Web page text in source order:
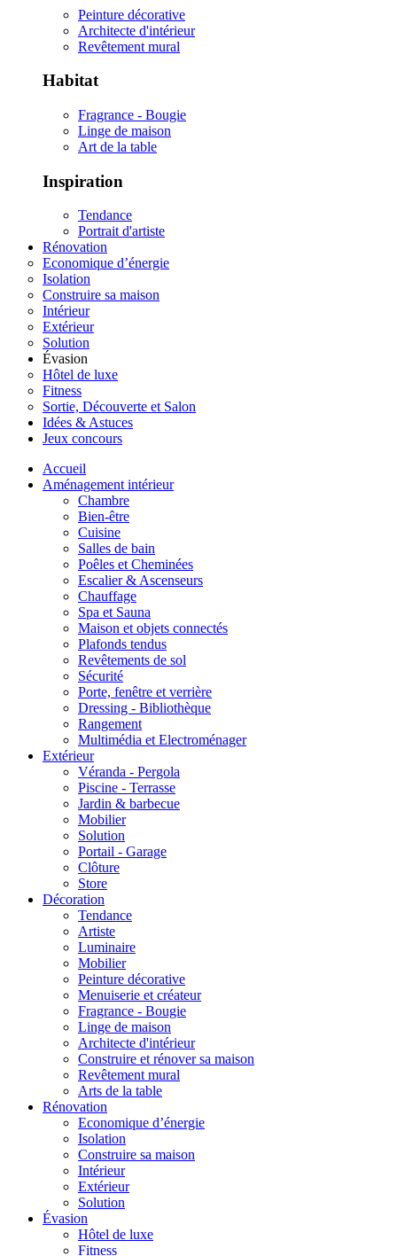
Peinture décorative
Architecte d'intérieur
Revêtement mural
Habitat
Fragrance - Bougie
Linge de maison
Art de la table
Inspiration
Tendance
Portrait d'artiste
Rénovation
Economique d’énergie
Isolation
Construire sa maison
Intérieur
Extérieur
Solution
Évasion
Hôtel de luxe
Fitness
Sortie, Découverte et Salon
Idées & Astuces
Jeux concours
Accueil
Aménagement intérieur
Chambre
Bien-être
Cuisine
Salles de bain
Poêles et Cheminées
Escalier & Ascenseurs
Chauffage
Spa et Sauna
Maison et objets connectés
Plafonds tendus
Revêtements de sol
Sécurité
Porte, fenêtre et verrière
Dressing - Bibliothèque
Rangement
Multimédia et Electroménager
Extérieur
Véranda - Pergola
Piscine - Terrasse
Jardin & barbecue
Mobilier
Solution
Portail - Garage
Clôture
Store
Décoration
Tendance
Artiste
Luminaire
Mobilier
Peinture décorative
Menuiserie et créateur
Fragrance - Bougie
Linge de maison
Architecte d'intérieur
Construire et rénover sa maison
Revêtement mural
Arts de la table
Rénovation
Economique d’énergie
Isolation
Construire sa maison
Intérieur
Extérieur
Solution
Évasion
Hôtel de luxe
Fitness